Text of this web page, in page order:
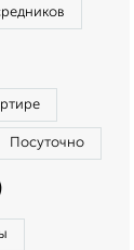
Посуточно